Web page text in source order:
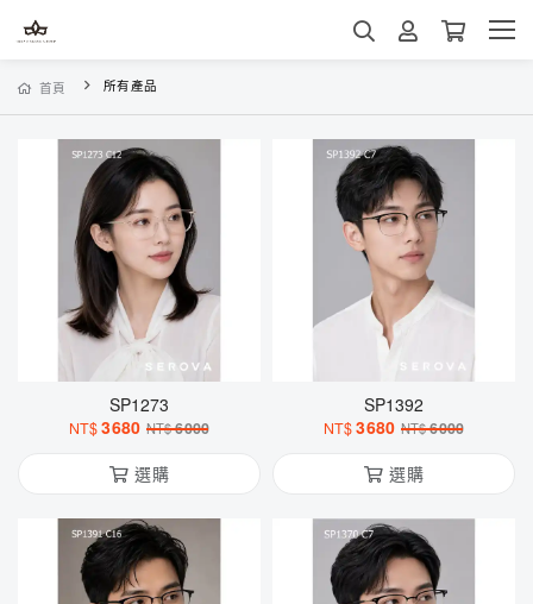
首頁 所有產品
SP1273
NT$3680 NT$6000
選購
SP1392
NT$3680 NT$6000
選購